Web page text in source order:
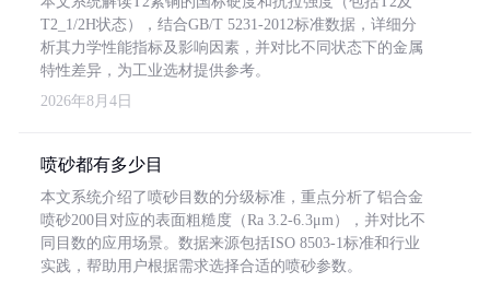
T2_1/2H状态），结合GB/T 5231-2012标准数据，详细分
析其力学性能指标及影响因素，并对比不同状态下的金属
特性差异，为工业选材提供参考。
2026年8月4日
喷砂都有多少目
本文系统介绍了喷砂目数的分级标准，重点分析了铝合金
喷砂200目对应的表面粗糙度（Ra 3.2-6.3μm），并对比不
同目数的应用场景。数据来源包括ISO 8503-1标准和行业
实践，帮助用户根据需求选择合适的喷砂参数。